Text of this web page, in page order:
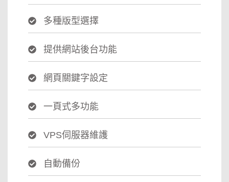
多種版型選擇
提供網站後台功能
網頁關鍵字設定
一頁式多功能
VPS伺服器維護
自動備份